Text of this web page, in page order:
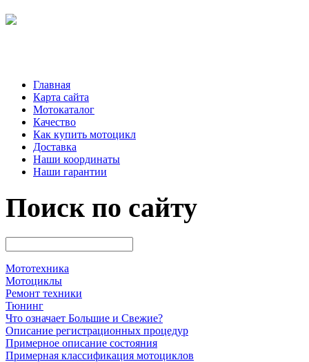
Главная
Карта сайта
Мотокаталог
Качество
Как купить мотоцикл
Доставка
Наши координаты
Наши гарантии
Поиск по сайту
Мототехника
Мотоциклы
Ремонт техники
Тюнинг
Что означает Большие и Свежие?
Описание регистрационных процедур
Примерное описание состояния
Примерная классификация мотоциклов